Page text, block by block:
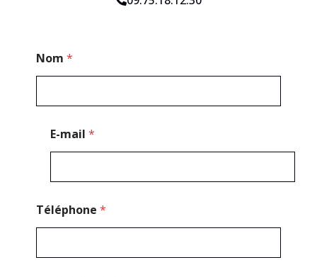
Nom *
E-mail *
Téléphone *